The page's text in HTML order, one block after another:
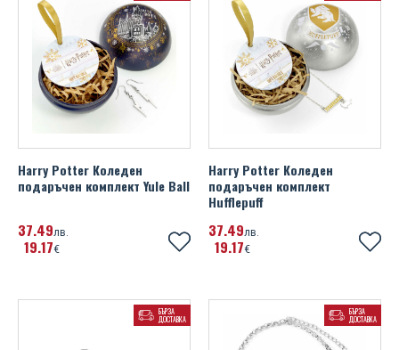
Harry Potter Коледен
подаръчен комплект Yule Ball
37 49лв.
19 17€
Harry Potter Коледен
подаръчен комплект
Hufflepuff
37 49лв.
19 17€
БЪРЗА
ДОСТАВКА
БЪРЗА
ДОСТАВКА